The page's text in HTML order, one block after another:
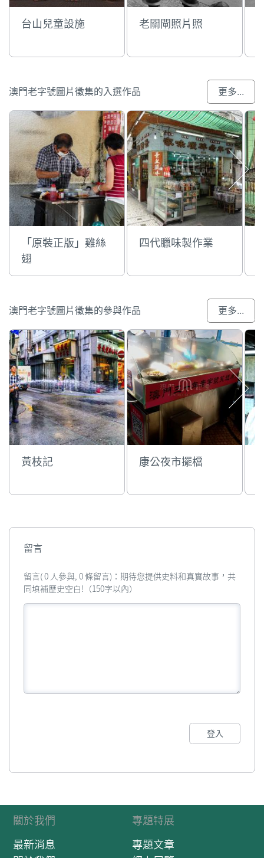
台山兒童設施 老關閘照片照
澳門老字號圖片徵集的入選作品 更多...
「原裝正版」雞絲
翅
四代臘味製作業
澳門老字號圖片徵集的參與作品 更多...
黃枝記 康公夜市擺檔
留言
留言( 0 人參與, 0 條留言)：期待您提供史料和真實故事，共
同填補歷史空白!（150字以內）
登入
關於我們
最新消息
專題特展
專題文章